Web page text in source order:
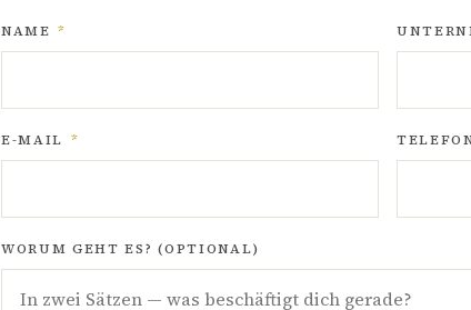
NAME *
E-MAIL *
WORUM GEHT ES? (OPTIONAL)